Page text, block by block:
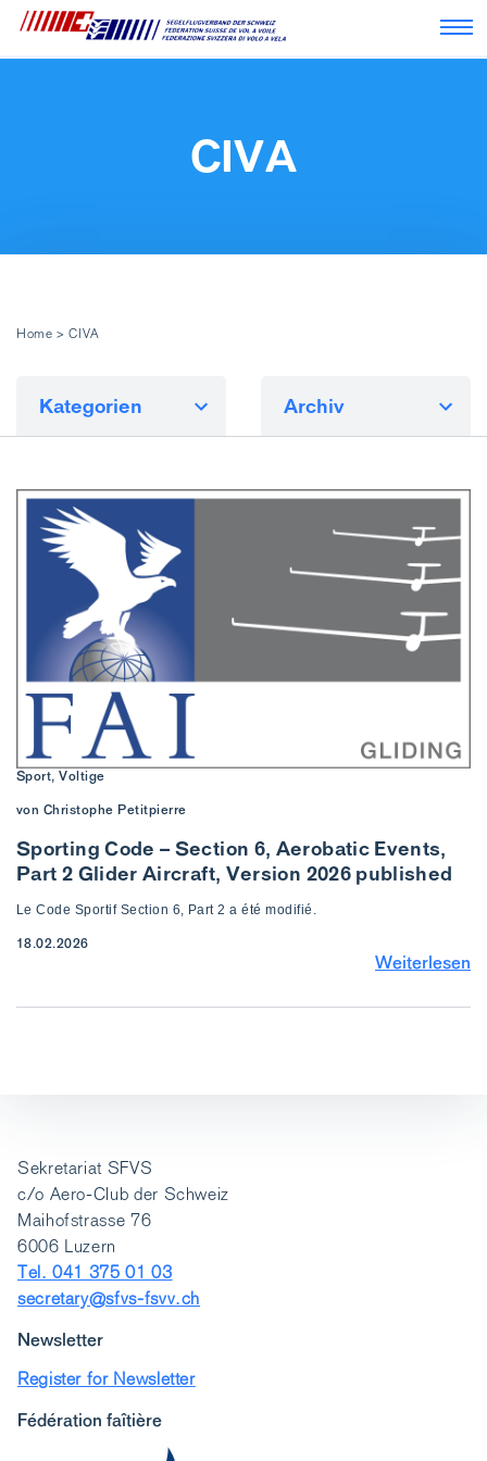
CIVA
Home >CIVA
Kategorien Archiv
Sport, Voltige
von Christophe Petitpierre
Sporting Code – Section 6, Aerobatic Events,
Part 2 Glider Aircraft, Version 2026 published
Le Code Sportif Section 6, Part 2 a été modifié.
18.02.2026
Weiterlesen
Sekretariat SFVS
c/o Aero-Club der Schweiz
Maihofstrasse 76
6006 Luzern
Tel. 041 375 01 03
secretary@sfvs-fsvv.ch
Newsletter
Register for Newsletter
Fédération faîtière